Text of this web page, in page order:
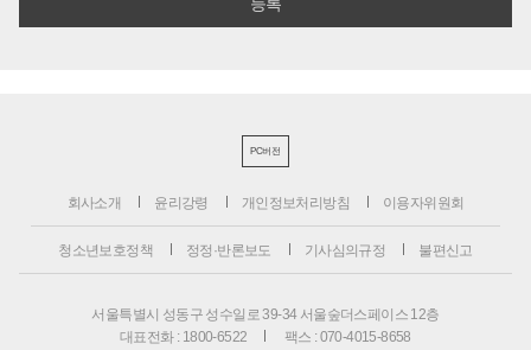
PC버전
회사소개 윤리강령 개인정보처리방침 이용자위원회
청소년보호정책 정정·반론보도 기사심의규정 불편신고
서울특별시 성동구 성수일로 39-34 서울숲더스페이스 12층
대표전화 : 1800-6522
팩스 : 070-4015-8658